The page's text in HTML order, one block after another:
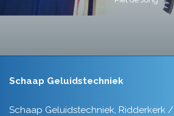
Schaap Geluidstechniek
Schaap Geluidstechniek, Ridderkerk